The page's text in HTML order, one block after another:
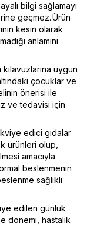
bilgi sağlamayı
geçmez. Ürün
kesin olarak
anlamını
uygun
çocuklar ve
önerisi ile
ve tedavisi için
edici gıdalar
ürünleri olup,
amacıyla
beslenmenin
sağlıklı
edilen günlük
dönemi, hastalık